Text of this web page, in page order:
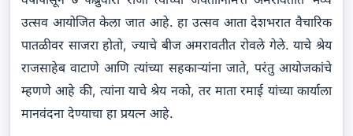
उत्सव आयोजित केला जात आहे. हा उत्सव आता देशभरात वैचारिक
पातळीवर साजरा होतो, ज्याचे बीज अमरावतीत रोवले गेले. याचे श्रेय
राजसाहेब वाटाणे आणि त्यांच्या सहकाऱ्यांना जाते, परंतु आयोजकांचे
म्हणणे आहे की, त्यांना याचे श्रेय नको, तर माता रमाई यांच्या कार्याला
मानवंदना देण्याचा हा प्रयत्न आहे.